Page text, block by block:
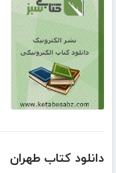
دانلود کتاب طهران